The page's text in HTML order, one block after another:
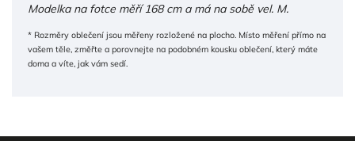
Modelka na fotce měří 168 cm a má na sobě vel. M.
* Rozměry oblečení jsou měřeny rozložené na plocho. Místo měření přímo na
vašem těle, změřte a porovnejte na podobném kousku oblečení, který máte
doma a víte, jak vám sedí.